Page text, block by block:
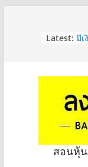
Latest: มี
หุ้น
ดี?
รีวิ
“ปั
จ
สอนหุ้